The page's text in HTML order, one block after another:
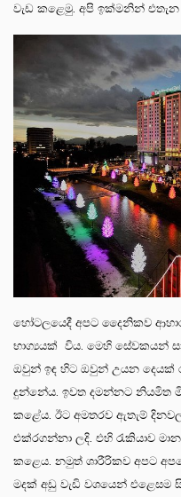
වැඩ කළෙමු. අපි ඉක්මනින් එතැන
හෝටලයෙදී අපට දෛනිකව
භාග්‍යයක් විය. මෙහි සේවකයන්
ඔවුන් ඉඳ හිට ඔවුන් උයන දෙයක්
දුන්නේය. ඉවත දමන්නට නියමිත
කළේය. ඊට අමතරව ඇතැම්
එක්රගන්නා ලදි. එහි රැකියාව
කළෙය. නමුත් ශාරීරිකව අපට
මදක් අඩු වැඩි වශයෙන් එළෙසම